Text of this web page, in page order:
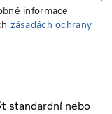
informace
zásadách ochrany
standardní nebo